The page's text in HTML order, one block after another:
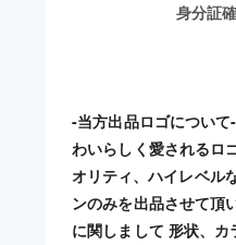
身分証
-当方出品ロゴについ
わいらしく愛されるロ
オリティ、ハイレベル
ンのみを出品させて頂
に関しまして 形状、